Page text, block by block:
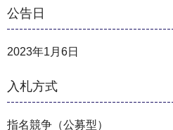
公告日
2023年1月6日
入札方式
指名競争（公募型）